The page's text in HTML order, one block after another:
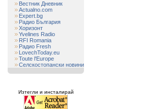
Вестник Дневник
Actualno.com
Expert.bg
Радио България
Хоризонт
Yvelines Radio
RFI Romania
Радио Fresh
LovechToday.eu
Toute l'Europe
Селскостопански новини
Изтегли и инсталирай